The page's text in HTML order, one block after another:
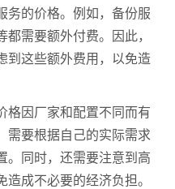
务的价格。例如，备份服
需要额外付费。因此，
到这些额外费用，以免造
因厂家和配置不同而有
需要根据自己的实际需求
。同时，还需要注意到高
成不必要的经济负担。